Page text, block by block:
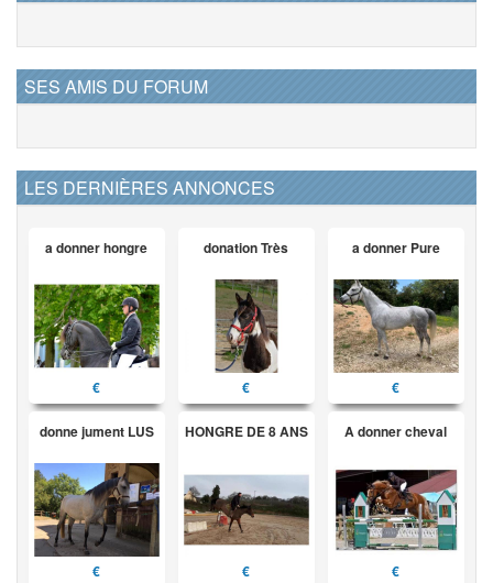
SES AMIS DU FORUM
LES DERNIÈRES ANNONCES
a donner hongre
€
donation Très
€
a donner Pure
€
donne jument LUS
€
HONGRE DE 8 ANS
€
A donner cheval
€